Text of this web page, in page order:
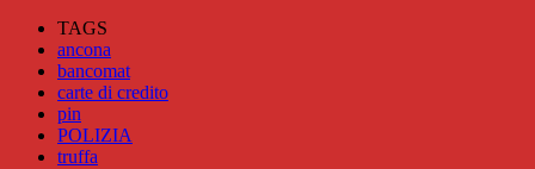
TAGS
ancona
bancomat
carte di credito
pin
POLIZIA
truffa